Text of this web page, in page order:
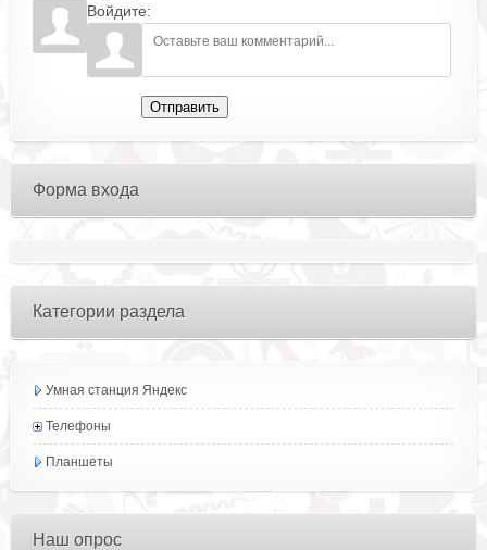
Войдите:
Отправить
Форма входа
Категории раздела
Умная станция Яндекс
Телефоны
Планшеты
Наш опрос